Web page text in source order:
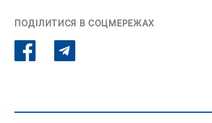
ПОДІЛИТИСЯ В СОЦМЕРЕЖАХ